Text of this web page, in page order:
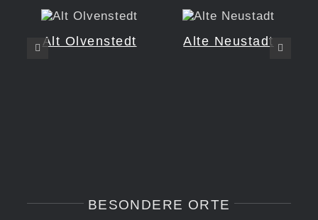
Alt Olvenstedt Alte Neustadt
BESONDERE ORTE